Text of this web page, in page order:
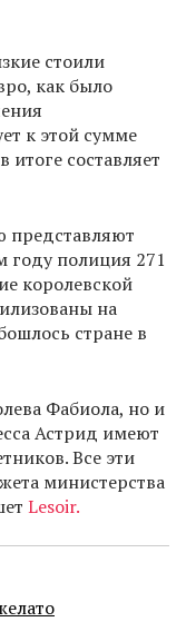
стоили
как было
к этой сумме
составляет
представляют
году полиция 271
королевской
на
стране в
Фабиола, но и
Астрид имеют
Все эти
министерства
Lesoir.